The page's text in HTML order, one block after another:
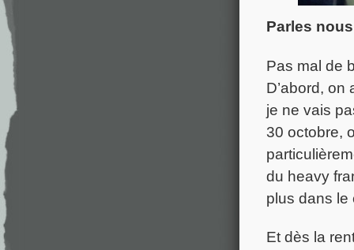
Parles
Pas mal de
D’abord,
je ne vais
30 octobre,
du heavy
plus dans le
Et dès la